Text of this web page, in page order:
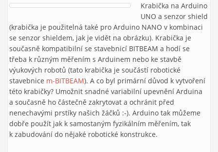
Krabička na Arduino
UNO a senzor shield
(krabička je použitelná také pro Arduino NANO v kombinaci
se senzor shieldem, jak je vidět na obrázku). Krabička je
současně kompatibilní se stavebnicí BITBEAM a hodí se
třeba k různým měřením s Arduinem nebo ke stavbě
výukových robotů (tato krabička je součástí robotické
stavebnice m-BITBEAM). A co byl primární důvod k vytvoření
této krabičky? Umožnit snadné variabilní upevnění Arduina
a současně ho částečně zakrytovat a ochránit před
nenechavými prstíky našich žáčků :-). Arduino tak můžeme
dobře použít jak k samostaným fyzikálním měřením, tak
k zabudování do nějaké robotické konstrukce.